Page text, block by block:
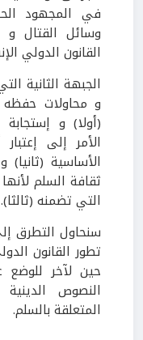
في المجهود
وسائل القتال و
القانون الدولي
الجبهة الثانية
و محاولات حفظه
(أولا) و
الأمر إلى
الأساسية
ثقافة السلم
التي تضمنه (ثالثا).
سنحاول التطرق
تطور القانون
حين لآخر
النصوص
المتعلقة بالسلم.